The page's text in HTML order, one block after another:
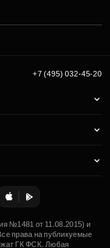
+7 (495) 032-45-20
№1481 от 11.08.2015) и
права на публикуемые
ГК ФСК. Любая